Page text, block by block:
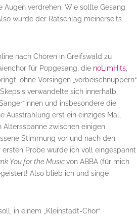
Augen verdrehen. Wie sollte Gesang
wurde der Ratschlag meinerseits
nach Chören in Greifswald zu
für Popgesang, die noLimHits
ohne Vorsingen „vorbeischnuppern“
verwandelte sich innerhalb
und insbesondere die
erst ein einziges Mal,
zwischen einigen
Stimmung vor und nach den
Probe wurde ich voll eingespannt
You for the Musicvon ABBA (für mich
Also blieb ich und singe
in einem „Kleinstadt-Chor“